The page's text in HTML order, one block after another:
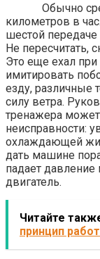
Обычно
километров в
шестой
Не пересчитать,
Это еще ехал
имитировать
езду, различные
силу ветра.
тренажера
неисправности:
охлаждающей
дать машине
падает давление
двигатель.
Читайте
принцип